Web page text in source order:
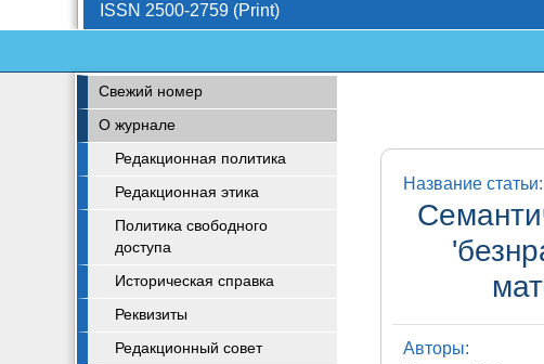
ISSN 2500-2759 (Print)
Свежий номер
О журнале
Редакционная политика
Редакционная этика
Политика свободного
доступа
Историческая справка
Реквизиты
Редакционный совет
Название статьи:
Авторы: